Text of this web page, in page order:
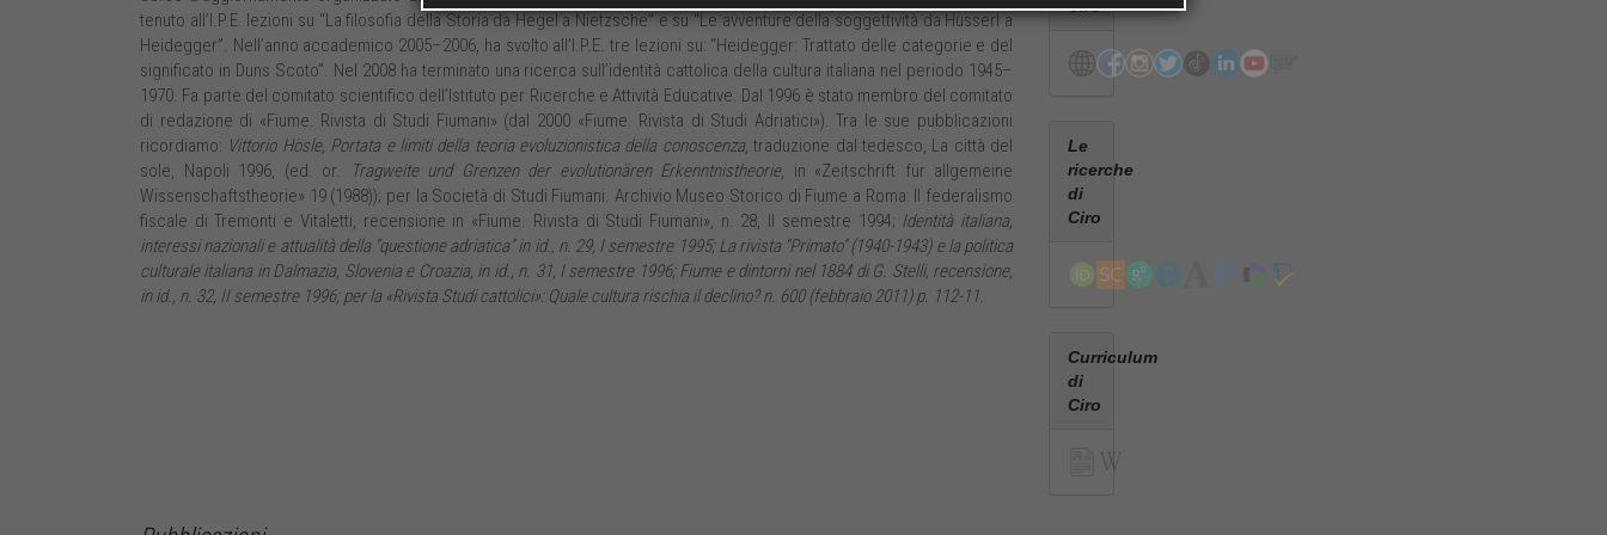
tenuto all’I.P.E. lezioni su “La filosofia della Storia da Hegel a Nietzsche” e su “Le avventure della soggettività da Husserl a
Heidegger”. Nell’anno accademico 2005–2006, ha svolto all’I.P.E. tre lezioni su: “Heidegger: Trattato delle categorie e del
significato in Duns Scoto”. Nel 2008 ha terminato una ricerca sull’identità cattolica della cultura italiana nel periodo 1945–
1970. Fa parte del comitato scientifico dell’Istituto per Ricerche e Attività Educative. Dal 1996 è stato membro del comitato
di redazione di «Fiume. Rivista di Studi Fiumani» (dal 2000 «Fiume. Rivista di Studi Adriatici»). Tra le sue pubblicazioni
ricordiamo: Vittorio Hösle, Portata e limiti della teoria evoluzionistica della conoscenza, traduzione dal tedesco, La città del
sole, Napoli 1996, (ed. or.
Tragweite und Grenzen der evolutionären Erkenntnistheorie, in «Zeitschrift für allgemeine
Wissenschaftstheorie» 19 (1988)); per la Società di Studi Fiumani. Archivio Museo Storico di Fiume a Roma: Il federalismo
fiscale di Tremonti e Vitaletti, recensione in «Fiume. Rivista di Studi Fiumani», n. 28, II semestre 1994; Identità italiana,
interessi nazionali e attualità della “questione adriatica” in id., n. 29, I semestre 1995;La rivista “Primato” (1940-1943) e la politica
culturale italiana in Dalmazia, Slovenia e Croazia, in id., n. 31, I semestre 1996;Fiume e dintorni nel 1884di G. Stelli, recensione,
in id., n. 32, II semestre 1996; per la «Rivista Studi cattolici»: Quale cultura rischia il declino?n. 600 (febbraio 2011) p. 112-11.
Ciro
Le
ricerche
di
Ciro
Curriculum
di
Ciro